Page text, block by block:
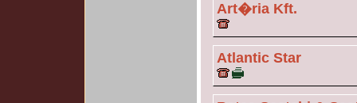
Art�ria Kft.
Atlantic Star